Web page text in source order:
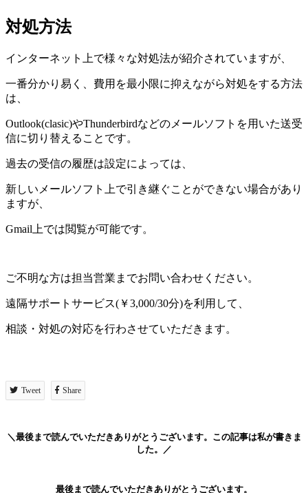
対処方法
インターネット上で様々な対処法が紹介されていますが、
一番分かり易く、費用を最小限に抑えながら対処をする方法
は、
Outlook(clasic)やThunderbirdなどのメールソフトを用いた送受
信に切り替えることです。
過去の受信の履歴は設定によっては、
新しいメールソフト上で引き継ぐことができない場合があり
ますが、
Gmail上では閲覧が可能です。
ご不明な方は担当営業までお問い合わせください。
遠隔サポートサービス(￥3,000/30分)を利用して、
相談・対処の対応を行わさせていただきます。
Tweet Share
＼最後まで読んでいただきありがとうございます。この記事は私が書きま
した。／
最後まで読んでいただきありがとうございます。